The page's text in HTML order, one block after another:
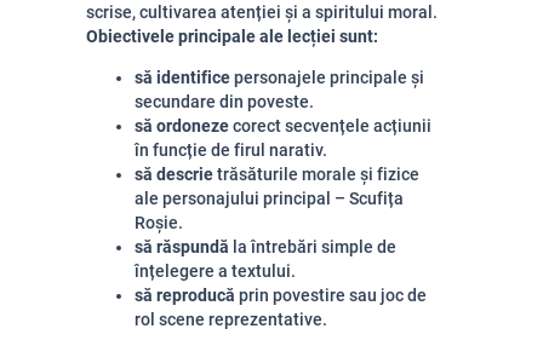
scrise, cultivarea atenției și a spiritului moral.
Obiectivele principale ale lecției sunt:
să identificepersonajele principale și
secundare din poveste.
să ordonezecorect secvențele acțiunii
în funcție de firul narativ.
să descrietrăsăturile morale și fizice
ale personajului principal – Scufița
Roșie.
să răspundă la întrebări simple de
înțelegere a textului.
să reproducă prin povestire sau joc de
rol scene reprezentative.